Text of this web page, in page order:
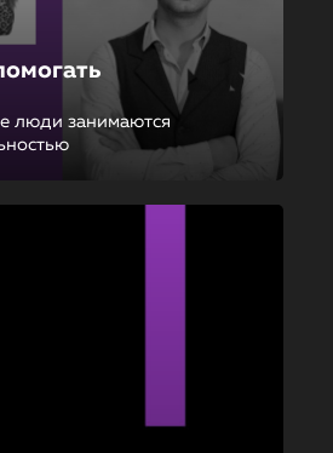
люди занимаются